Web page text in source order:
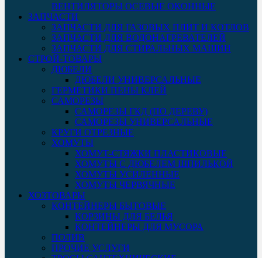
ВЕНТИЛЯТОРЫ ОСЕВЫЕ ОКОННЫЕ
ЗАПЧАСТИ
ЗАПЧАСТИ ДЛЯ ГАЗОВЫХ ПЛИТ И КОТЛОВ
ЗАПЧАСТИ ДЛЯ ВОДОНАГРЕВАТЕЛЕЙ
ЗАПЧАСТИ ДЛЯ СТИРАЛЬНЫХ МАШИН
СТРОЙ-ТОВАРЫ
ДЮБЕЛИ
ДЮБЕЛИ УНИВЕРСАЛЬНЫЕ
ГЕРМЕТИКИ ПЕНЫ КЛЕЙ
САМОРЕЗЫ
САМОРЕЗЫ ГКД (ПО ДЕРЕВУ)
САМОРЕЗЫ УНИВЕРСАЛЬНЫЕ
КРУГИ ОТРЕЗНЫЕ
ХОМУТЫ
ХОМУТ-СТЯЖКИ ПЛАСТИКОВЫЕ
ХОМУТЫ С ДЮБЕЛЕМ ШПИЛЬКОЙ
ХОМУТЫ УСИЛЕННЫЕ
ХОМУТЫ ЧЕРВЯЧНЫЕ
ХОЗТОВАРЫ
КОНТЕЙНЕРЫ БЫТОВЫЕ
КОРЗИНЫ ДЛЯ БЕЛЬЯ
КОНТЕЙНЕРЫ ДЛЯ МУСОРА
ПОЛИВ
ПРОЧИЕ УСЛУГИ